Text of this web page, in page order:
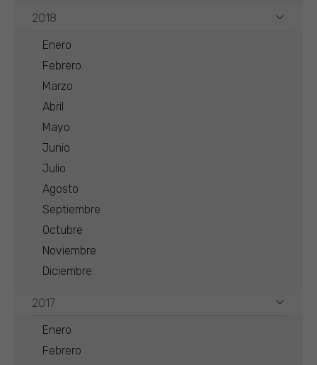
2018
Enero
Febrero
Marzo
Abril
Mayo
Junio
Julio
Agosto
Septiembre
Octubre
Noviembre
Diciembre
2017
Enero
Febrero